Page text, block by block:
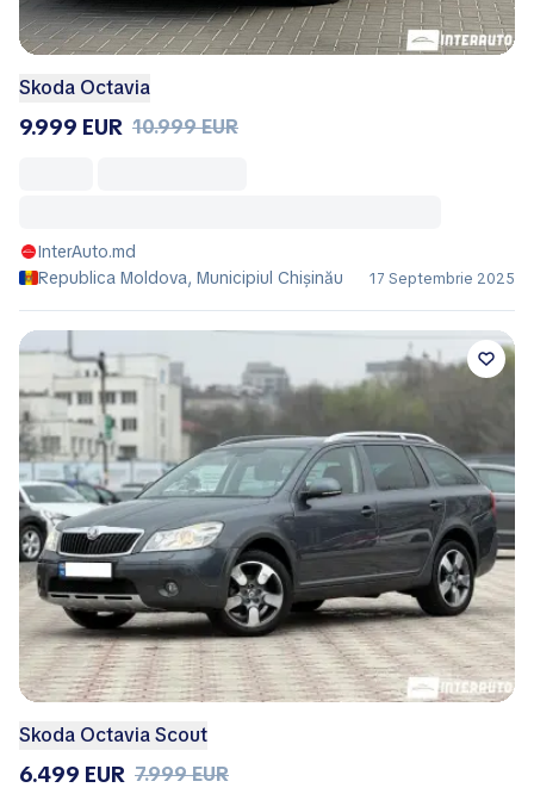
Skoda Octavia
9.999 EUR 10.999 EUR
InterAuto.md
Republica Moldova, Municipiul Chișinău
17 Septembrie 2025
Skoda Octavia Scout
6.499 EUR 7.999 EUR